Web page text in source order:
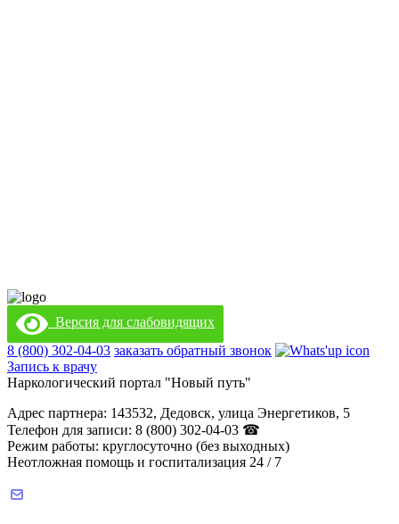
Версия для слабовидящих
8 (800) 302-04-03 заказать обратный звонок
Запись к врачу
Наркологический портал "Новый путь"
Адрес партнера: 143532, Дедовск, улица Энергетиков, 5
Телефон для записи: 8 (800) 302-04-03 ☎
Режим работы: круглосуточно (без выходных)
Неотложная помощь и госпитализация 24 / 7